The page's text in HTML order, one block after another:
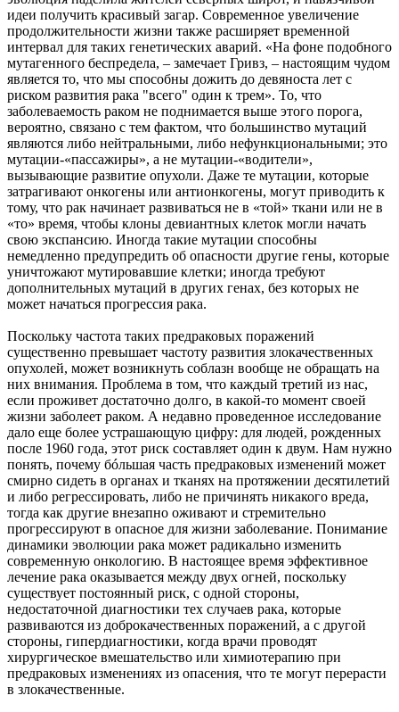
идеи получить красивый загар. Современное увеличение
продолжительности жизни также расширяет временной
интервал для таких генетических аварий. «На фоне подобного
мутагенного беспредела, – замечает Гривз, – настоящим чудом
является то, что мы способны дожить до девяноста лет с
риском развития рака "всего" один к трем». То, что
заболеваемость раком не поднимается выше этого порога,
вероятно, связано с тем фактом, что большинство мутаций
являются либо нейтральными, либо нефункциональными; это
мутации-«пассажиры», а не мутации-«водители»,
вызывающие развитие опухоли. Даже те мутации, которые
затрагивают онкогены или антионкогены, могут приводить к
тому, что рак начинает развиваться не в «той» ткани или не в
«то» время, чтобы клоны девиантных клеток могли начать
свою экспансию. Иногда такие мутации способны
немедленно предупредить об опасности другие гены, которые
уничтожают мутировавшие клетки; иногда требуют
дополнительных мутаций в других генах, без которых не
может начаться прогрессия рака.
Поскольку частота таких предраковых поражений
существенно превышает частоту развития злокачественных
опухолей, может возникнуть соблазн вообще не обращать на
них внимания. Проблема в том, что каждый третий из нас,
если проживет достаточно долго, в какой-то момент своей
жизни заболеет раком. А недавно проведенное исследование
дало еще более устрашающую цифру: для людей, рожденных
после 1960 года, этот риск составляет один к двум. Нам нужно
понять, почему бóльшая часть предраковых изменений может
смирно сидеть в органах и тканях на протяжении десятилетий
и либо регрессировать, либо не причинять никакого вреда,
тогда как другие внезапно оживают и стремительно
прогрессируют в опасное для жизни заболевание. Понимание
динамики эволюции рака может радикально изменить
современную онкологию. В настоящее время эффективное
лечение рака оказывается между двух огней, поскольку
существует постоянный риск, с одной стороны,
недостаточной диагностики тех случаев рака, которые
развиваются из доброкачественных поражений, а с другой
стороны, гипердиагностики, когда врачи проводят
хирургическое вмешательство или химиотерапию при
предраковых изменениях из опасения, что те могут перерасти
в злокачественные.